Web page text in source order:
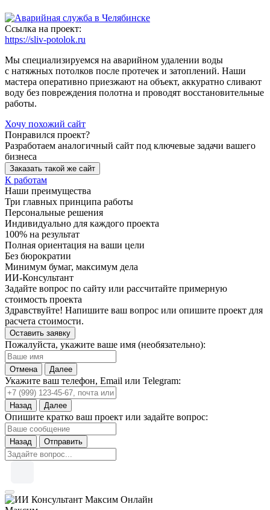
Ссылка на проект:
https://sliv-potolok.ru
Мы специализируемся на аварийном удалении воды
с натяжных потолков после протечек и затоплений. Наши
мастера оперативно приезжают на объект, аккуратно сливают
воду без повреждения полотна и проводят восстановительные
работы.
Хочу похожий сайт
Понравился проект?
Разработаем аналогичный сайт под ключевые задачи вашего
бизнеса
Заказать такой же сайт
К работам
Наши преимущества
Три главных принципа работы
Персональные решения
Индивидуально для каждого проекта
100% на результат
Полная ориентация на ваши цели
Без бюрократии
Минимум бумаг, максимум дела
ИИ-Консультант
Задайте вопрос по сайту или рассчитайте примерную
стоимость проекта
Здравствуйте! Напишите ваш вопрос или опишите проект для
расчета стоимости.
Оставить заявку
Пожалуйста, укажите ваше имя (необязательно):
Отмена Далее
Укажите ваш телефон, Email или Telegram:
Назад Далее
Опишите кратко ваш проект или задайте вопрос:
Назад Отправить
Онлайн